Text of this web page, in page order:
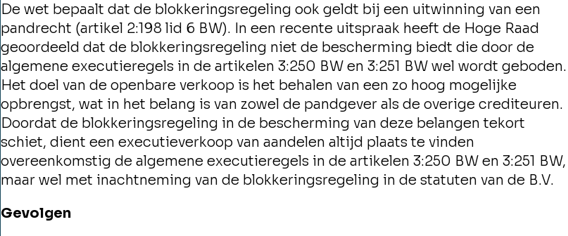
De wet bepaalt dat de blokkeringsregeling ook geldt bij een uitwinning van een
pandrecht (artikel 2:198 lid 6 BW). In een recente uitspraak heeft de Hoge Raad
geoordeeld dat de blokkeringsregeling niet de bescherming biedt die door de
algemene executieregels in de artikelen 3:250 BW en 3:251 BW wel wordt geboden.
Het doel van de openbare verkoop is het behalen van een zo hoog mogelijke
opbrengst, wat in het belang is van zowel de pandgever als de overige crediteuren.
Doordat de blokkeringsregeling in de bescherming van deze belangen tekort
schiet, dient een executieverkoop van aandelen altijd plaats te vinden
overeenkomstig de algemene executieregels in de artikelen 3:250 BW en 3:251 BW,
maar wel met inachtneming van de blokkeringsregeling in de statuten van de B.V.
Gevolgen